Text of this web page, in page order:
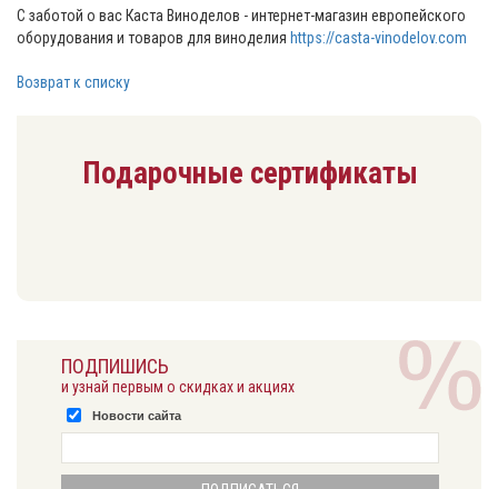
С заботой о вас Каста Виноделов - интернет-магазин европейского
оборудования и товаров для виноделия https://casta-vinodelov.com
Возврат к списку
Подарочные сертификаты
ПОДПИШИСЬ
и узнай первым о скидках и акциях
Новости сайта